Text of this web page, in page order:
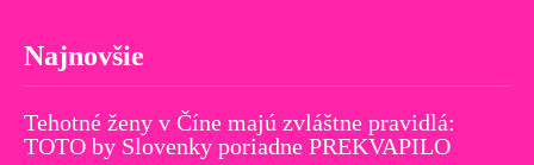
Najnovšie
Tehotné ženy v Číne majú zvláštne pravidlá:
TOTO by Slovenky poriadne PREKVAPILO